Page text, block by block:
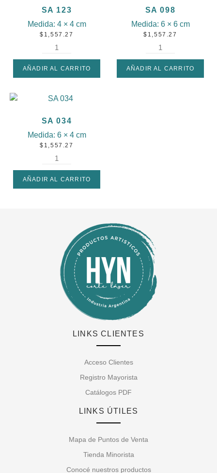
SA 123
Medida: 4 × 4 cm
$ 1,557.27
AÑADIR AL CARRITO
SA 098
Medida: 6 × 6 cm
$ 1,557.27
AÑADIR AL CARRITO
SA 034
Medida: 6 × 4 cm
$ 1,557.27
AÑADIR AL CARRITO
LINKS CLIENTES
Acceso Clientes
Registro Mayorista
Catálogos PDF
LINKS ÚTILES
Mapa de Puntos de Venta
Tienda Minorista
Conocé nuestros productos